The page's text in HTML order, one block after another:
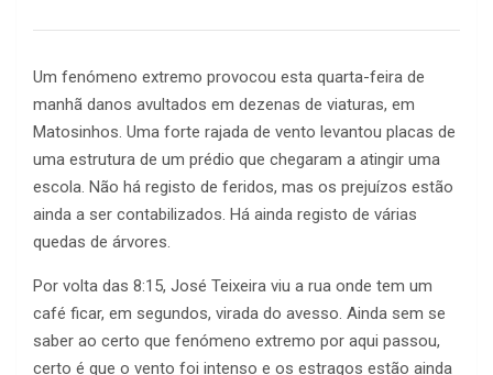
Um fenómeno extremo provocou esta quarta-feira de
manhã danos avultados em dezenas de viaturas, em
Matosinhos. Uma forte rajada de vento levantou placas de
uma estrutura de um prédio que chegaram a atingir uma
escola. Não há registo de feridos, mas os prejuízos estão
ainda a ser contabilizados. Há ainda registo de várias
quedas de árvores.
Por volta das 8:15, José Teixeira viu a rua onde tem um
café ficar, em segundos, virada do avesso. Ainda sem se
saber ao certo que fenómeno extremo por aqui passou,
certo é que o vento foi intenso e os estragos estão ainda